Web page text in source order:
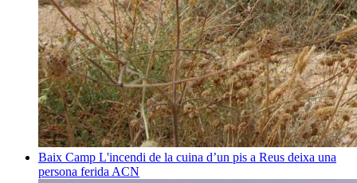
Baix Camp L'incendi de la cuina d’un pis a Reus deixa una
persona ferida ACN